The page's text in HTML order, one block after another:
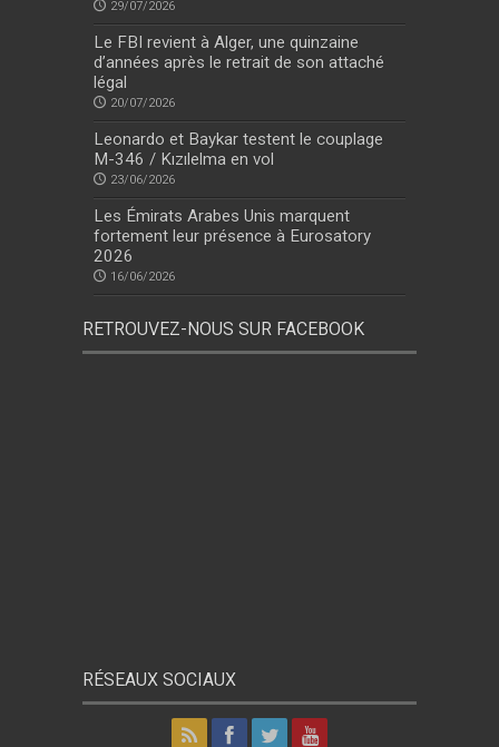
29/07/2026
Le FBI revient à Alger, une quinzaine
d’années après le retrait de son attaché
légal
20/07/2026
Leonardo et Baykar testent le couplage
M-346 / Kızılelma en vol
23/06/2026
Les Émirats Arabes Unis marquent
fortement leur présence à Eurosatory
2026
16/06/2026
RETROUVEZ-NOUS SUR FACEBOOK
RÉSEAUX SOCIAUX